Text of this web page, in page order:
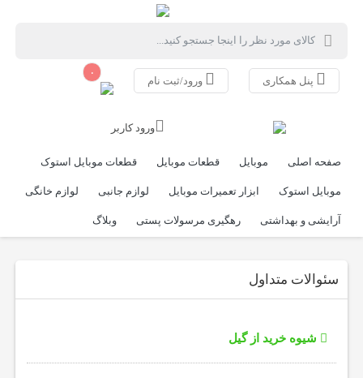
پنل همکاری ورود/ثبت نام
۰
ورود کاربر
صفحه اصلی موبایل قطعات موبایل قطعات موبایل استوک
موبایل استوک ابزار تعمیرات موبایل لوازم جانبی لوازم خانگی
آرایشی و بهداشتی رهگیری مرسولات پستی وبلاگ
سئوالات متداول